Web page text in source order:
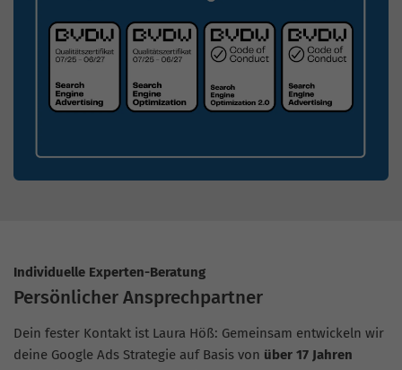
Individuelle Experten-Beratung
Persönlicher Ansprechpartner
Dein fester Kontakt ist Laura Höß: Gemeinsam entwickeln wir
deine Google Ads Strategie auf Basis von über 17 Jahren